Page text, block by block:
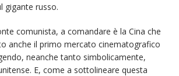
gigante russo.
comunista, a comandare è la Cina che
anche il primo mercato cinematografico
neanche tanto simbolicamente,
E, come a sottolineare questa